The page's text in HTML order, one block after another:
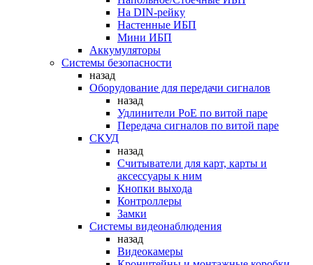
На DIN-рейку
Настенные ИБП
Мини ИБП
Аккумуляторы
Системы безопасности
назад
Оборудование для передачи сигналов
назад
Удлинители PoE по витой паре
Передача сигналов по витой паре
СКУД
назад
Считыватели для карт, карты и
аксессуары к ним
Кнопки выхода
Контроллеры
Замки
Системы видеонаблюдения
назад
Видеокамеры